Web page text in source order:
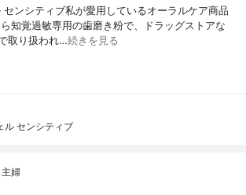
ンシティブ私が愛用しているオーラルケア商品
知覚過敏専用の歯磨き粉で、ドラッグストアな
取り扱われ…続きを見る
ル センシティブ
婦